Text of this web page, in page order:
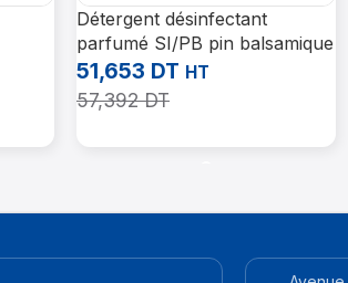
Détergent désinfectant
parfumé SI/PB pin balsamique
ECOCHEM 5L
51,653 DT HT
57,392DT